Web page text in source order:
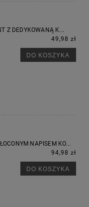
Z DEDYKOWANĄ K...
49,98 zł
DO KOSZYKA
NAPISEM KO...
94,98 zł
DO KOSZYKA